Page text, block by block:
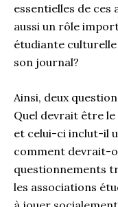
essentielles de ces
aussi un rôle
étudiante
son journal?
Ainsi, deux
Quel devrait être
et celui-ci inclut-il
comment devrait-
questionnements
les associations